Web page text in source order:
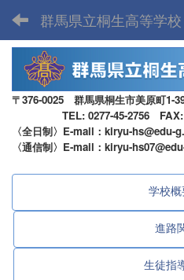
群馬県立桐生高等学校
〒376-0025 群馬県桐生市美原町1-
TEL: 0277-45-2756 FAX:
〈全日制〉E-mail：kiryu-hs@edu-
〈通信制〉E-mail：kiryu-
学校
進路
生徒指